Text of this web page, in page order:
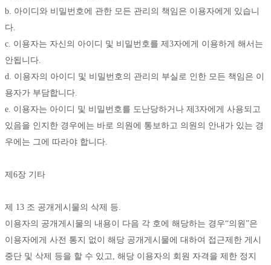
b. 아이디와 비밀번호에 관한 모든 관리의 책임은 이용자에게 있습니
다.
c. 이용자는 자신의 아이디 및 비밀번호를 제3자에게 이용하게 해서는
안됩니다.
d. 이용자의 아이디 및 비밀번호의 관리의 부실로 인한 모든 책임은 이
용자가 부담합니다.
e. 이용자는 아이디 및 비밀번호를 도난당하거나 제3자에게 사용되고
있음을 인지한 경우에는 바로 의원에 통보하고 의원의 안내가 있는 경
우에는 그에 따라야 합니다.
제6장 기타
제 13 조 공개게시물의 삭제 등.
이용자의 공개게시물의 내용이 다음 각 호에 해당하는 경우“의원”은
이용자에게 사전 통지 없이 해당 공개게시물에 대하여 접근제한 게시
중단 및 삭제 등을 할 수 있고, 해당 이용자의 회원 자격을 제한 정지